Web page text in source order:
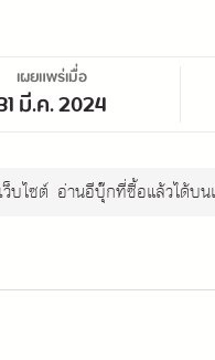
เผยแพร่เมื่อ
มี.ค. 2024
บไซต์ อ่านอีบุ๊กที่ซื้อแล้วได้บ